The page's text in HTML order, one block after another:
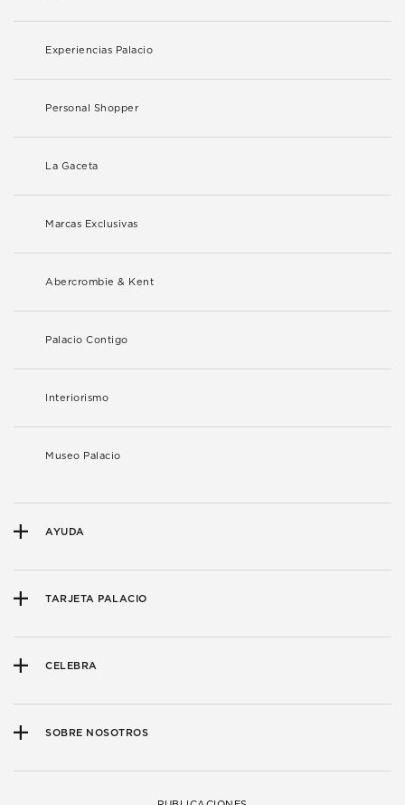
Experiencias Palacio
Personal Shopper
La Gaceta
Marcas Exclusivas
Abercrombie & Kent
Palacio Contigo
Interiorismo
Museo Palacio
AYUDA
TARJETA PALACIO
CELEBRA
SOBRE NOSOTROS